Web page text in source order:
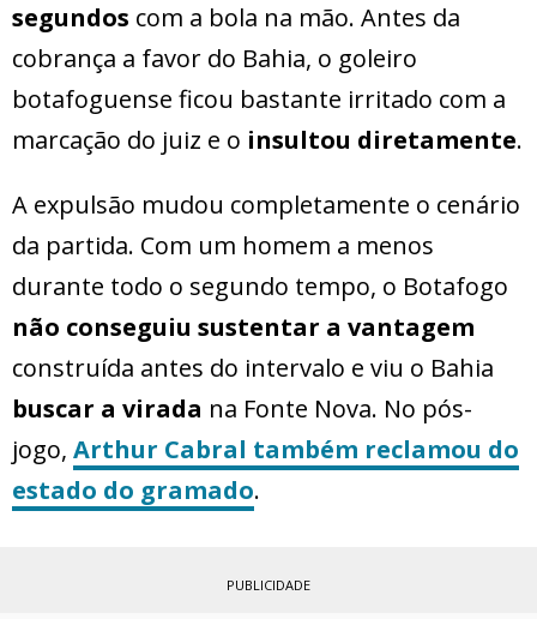
segundos com a bola na mão. Antes da
cobrança a favor do Bahia, o goleiro
botafoguense ficou bastante irritado com a
marcação do juiz e o insultou diretamente.
A expulsão mudou completamente o cenário
da partida. Com um homem a menos
durante todo o segundo tempo, o Botafogo
não conseguiu sustentar a vantagem
construída antes do intervalo e viu o Bahia
buscar a virada na Fonte Nova. No pós-
jogo, Arthur Cabral também reclamou do
estado do gramado.
PUBLICIDADE